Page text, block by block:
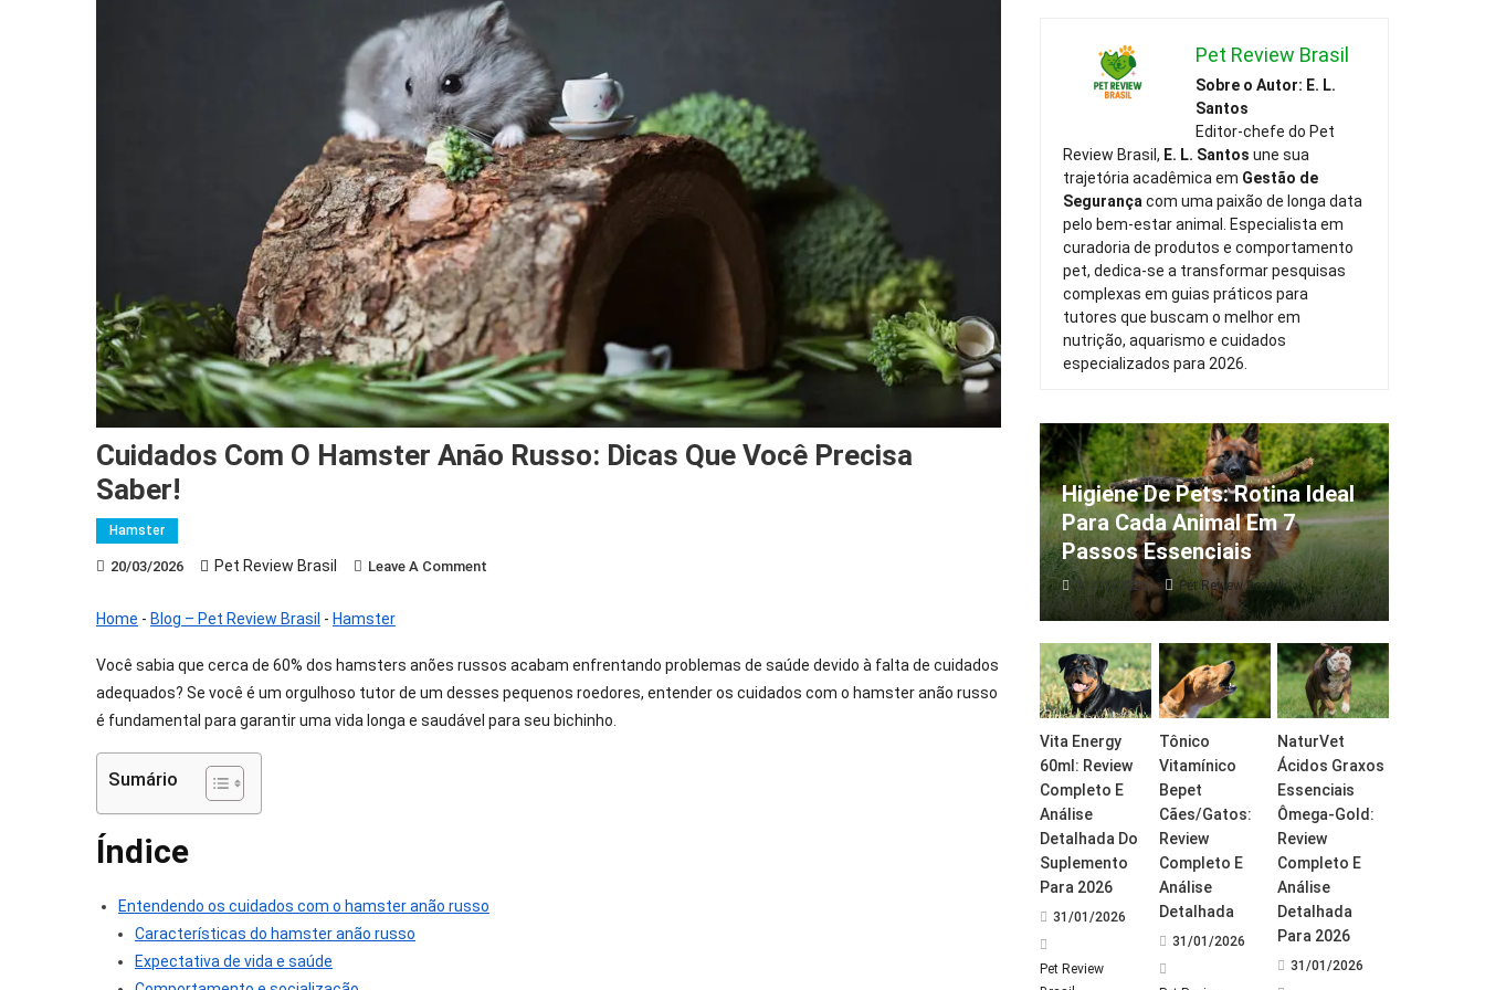
Cuidados Com O Hamster Anão Russo: Dicas Que Você Precisa
Saber!
Hamster
20/03/2026 Pet Review Brasil Leave A Comment
Hamster
Anão
Russo:
Home - Blog – Pet Review Brasil - Hamster
Você sabia que cerca de 60% dos hamsters anões russos acabam enfrentando problemas de saúde devido à falta de cuidados
adequados? Se você é um orgulhoso tutor de um desses pequenos roedores, entender os cuidados com o hamster anão russo
é fundamental para garantir uma vida longa e saudável para seu bichinho.
Sumário
Índice
Entendendo os cuidados com o hamster anão russo
Características do hamster anão russo
Expectativa de vida e saúde
Pet Review Brasil
Sobre o Autor: E. L.
Santos
Editor-chefe do Pet
Review Brasil, E. L. Santos une sua
trajetória acadêmica em Gestão de
Segurançacom uma paixão de longa data
pelo bem-estar animal. Especialista em
curadoria de produtos e comportamento
pet, dedica-se a transformar pesquisas
complexas em guias práticos para
tutores que buscam o melhor em
nutrição, aquarismo e cuidados
especializados para 2026.
Higiene De Pets: Rotina Ideal
Para Cada Animal Em 7
Passos Essenciais
31/01/2026 Pet Review Brasil
Vita Energy
60ml: Review
Completo E
Análise
Detalhada Do
Suplemento
Para 2026
31/01/2026
Pet Review
Tônico
Vitamínico
Bepet
Cães/Gatos:
Review
Completo E
Análise
Detalhada
31/01/2026
NaturVet
Ácidos Graxos
Essenciais
Ômega-Gold:
Review
Completo E
Análise
Detalhada
Para 2026
31/01/2026